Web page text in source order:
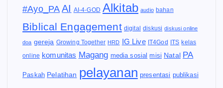
#Ayo_PA AI AI-4-GOD Alkitab audio bahan
Biblical Engagement digital diskusi diskusi online
doa gereja Growing Together HRD IG Live IT4God ITS kelas
online komunitas Magang media sosial misi Natal PA
Paskah Pelatihan pelayanan presentasi publikasi